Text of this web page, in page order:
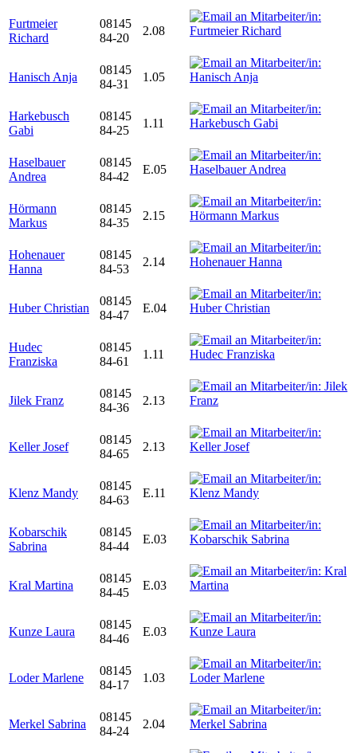
Furtmeier
Richard
08145
84-20
2.08
Hanisch Anja
08145
84-31
1.05
Harkebusch
Gabi
08145
84-25
1.11
Haselbauer
Andrea
08145
84-42
E.05
Hörmann
Markus
08145
84-35
2.15
Hohenauer
Hanna
08145
84-53
2.14
Huber Christian
08145
84-47
E.04
Hudec
Franziska
08145
84-61
1.11
Jilek Franz
08145
84-36
2.13
Keller Josef
08145
84-65
2.13
Klenz Mandy
08145
84-63
E.11
Kobarschik
Sabrina
08145
84-44
E.03
Kral Martina
08145
84-45
E.03
Kunze Laura
08145
84-46
E.03
Loder Marlene
08145
84-17
1.03
Merkel Sabrina
08145
84-24
2.04